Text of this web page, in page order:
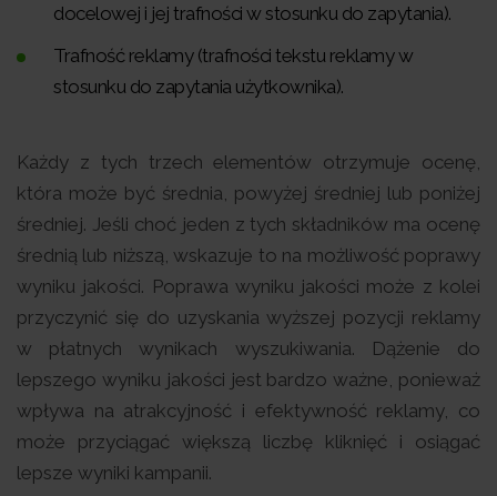
docelowej i jej trafności w stosunku do zapytania).
Trafność reklamy (trafności tekstu reklamy w
stosunku do zapytania użytkownika).
Każdy z tych trzech elementów otrzymuje ocenę,
która może być średnia, powyżej średniej lub poniżej
średniej. Jeśli choć jeden z tych składników ma ocenę
średnią lub niższą, wskazuje to na możliwość poprawy
wyniku jakości. Poprawa wyniku jakości może z kolei
przyczynić się do uzyskania wyższej pozycji reklamy
w płatnych wynikach wyszukiwania. Dążenie do
lepszego wyniku jakości jest bardzo ważne, ponieważ
wpływa na atrakcyjność i efektywność reklamy, co
może przyciągać większą liczbę kliknięć i osiągać
lepsze wyniki kampanii.